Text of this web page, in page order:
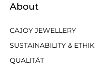
About
CAJOY JEWELLERY
SUSTAINABILITY & ETHIK
QUALITÄT